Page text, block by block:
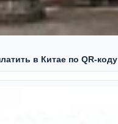
в Китае по QR‑коду